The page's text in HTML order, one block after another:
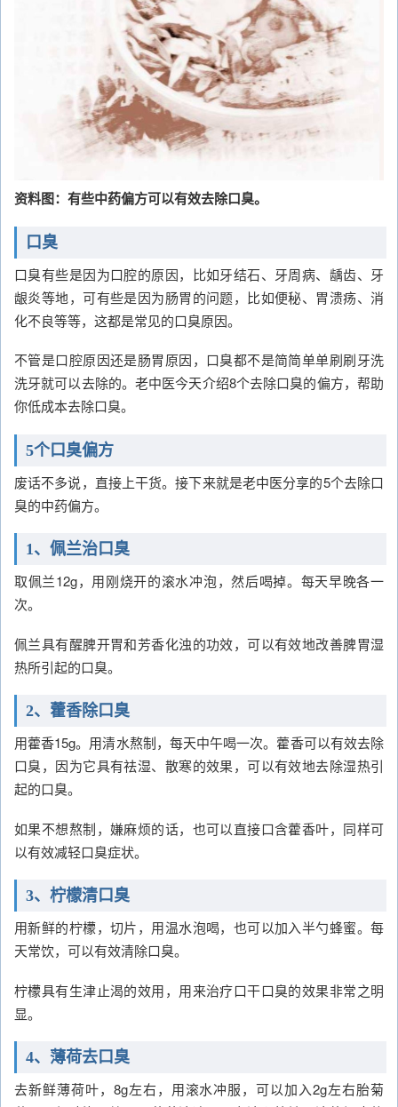
资料图：有些中药偏方可以有效去除口臭。
口臭
口臭有些是因为口腔的原因，比如牙结石、牙周病、龋齿、牙
龈炎等地，可有些是因为肠胃的问题，比如便秘、胃溃疡、消
化不良等等，这都是常见的口臭原因。
不管是口腔原因还是肠胃原因，口臭都不是简简单单刷刷牙洗
洗牙就可以去除的。老中医今天介绍8个去除口臭的偏方，帮助
你低成本去除口臭。
5个口臭偏方
废话不多说，直接上干货。接下来就是老中医分享的5个去除口
臭的中药偏方。
1、佩兰治口臭
取佩兰12g，用刚烧开的滚水冲泡，然后喝掉。每天早晚各一
次。
佩兰具有醒脾开胃和芳香化浊的功效，可以有效地改善脾胃湿
热所引起的口臭。
2、藿香除口臭
用藿香15g。用清水熬制，每天中午喝一次。藿香可以有效去除
口臭，因为它具有祛湿、散寒的效果，可以有效地去除湿热引
起的口臭。
如果不想熬制，嫌麻烦的话，也可以直接口含藿香叶，同样可
以有效减轻口臭症状。
3、柠檬清口臭
用新鲜的柠檬，切片，用温水泡喝，也可以加入半勺蜂蜜。每
天常饮，可以有效清除口臭。
柠檬具有生津止渴的效用，用来治疗口干口臭的效果非常之明
显。
4、薄荷去口臭
去新鲜薄荷叶，8g左右，用滚水冲服，可以加入2g左右胎菊